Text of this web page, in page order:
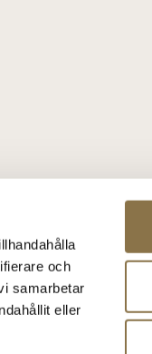
och
samarbetar
eller